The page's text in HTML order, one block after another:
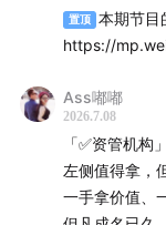
两年前我就介绍
投资的好帮手。
因在于，在红色
象，而不是某个具
最直观的差别在
时，并不依赖对
置顶
本期节目
https://
Ass嘟嘟
2026.7.08
「✅资管机构」
左侧值得拿，
一手拿价值、